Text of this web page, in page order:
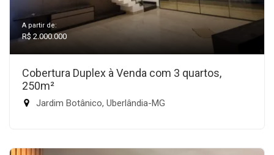
A partir de:
R$ 2.000.000
Cobertura Duplex à Venda com 3 quartos,
250m²
Jardim Botânico, Uberlândia-MG